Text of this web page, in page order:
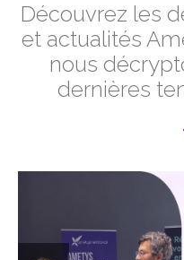
Découvrez les
et actualités
nous
dernières